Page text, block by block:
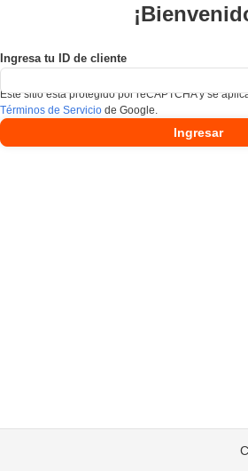
Ingresa tu ID de cliente
Este sitio está protegido por reCAPTCHA y se
Términos de Servicio de Google.
Ingresar